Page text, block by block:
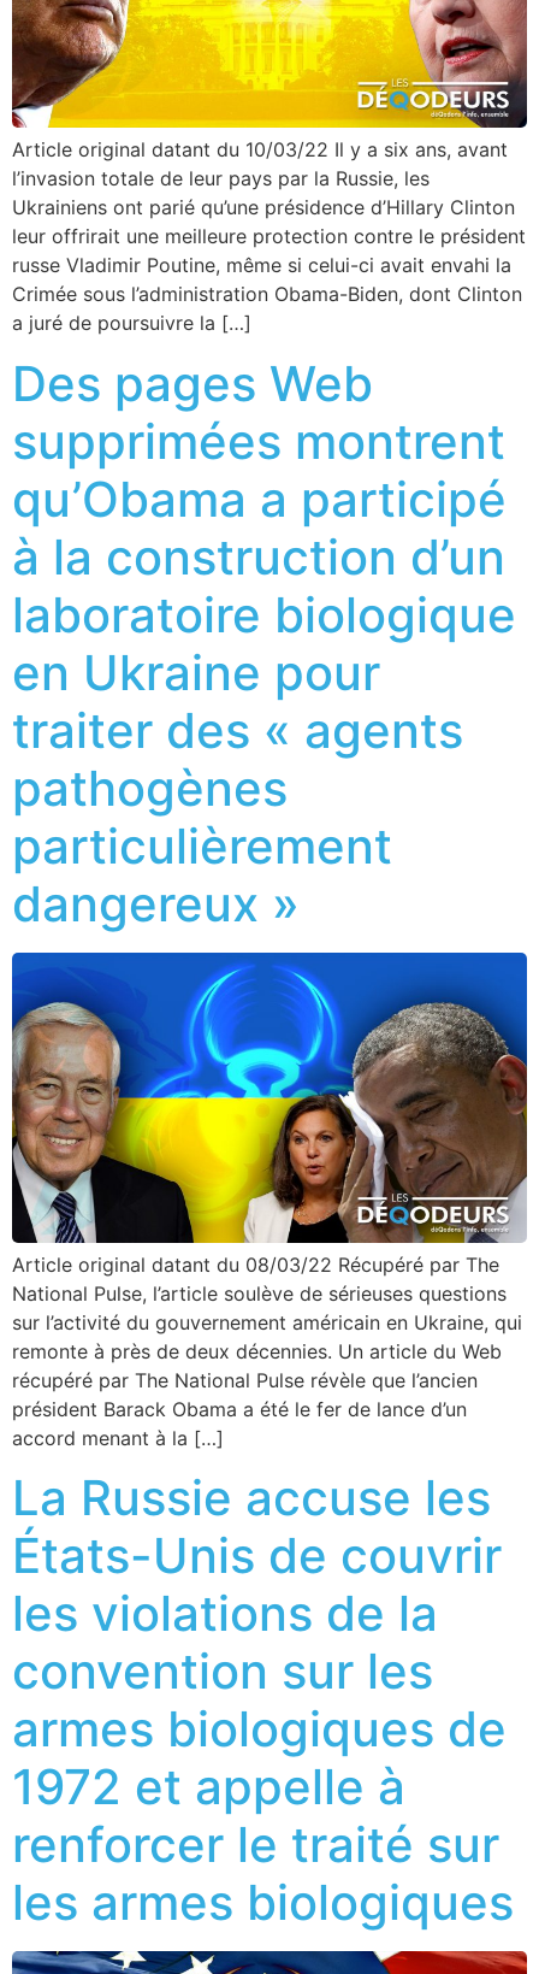
Article original datant du 10/03/22 Il y a six ans, avant
l’invasion totale de leur pays par la Russie, les
Ukrainiens ont parié qu’une présidence d’Hillary Clinton
leur offrirait une meilleure protection contre le président
russe Vladimir Poutine, même si celui-ci avait envahi la
Crimée sous l’administration Obama-Biden, dont Clinton
a juré de poursuivre la […]
Des pages Web
supprimées montrent
qu’Obama a participé
à la construction d’un
laboratoire biologique
en Ukraine pour
traiter des « agents
pathogènes
particulièrement
dangereux »
Article original datant du 08/03/22 Récupéré par The
National Pulse, l’article soulève de sérieuses questions
sur l’activité du gouvernement américain en Ukraine, qui
remonte à près de deux décennies. Un article du Web
récupéré par The National Pulse révèle que l’ancien
président Barack Obama a été le fer de lance d’un
accord menant à la […]
La Russie accuse les
États-Unis de couvrir
les violations de la
convention sur les
armes biologiques de
1972 et appelle à
renforcer le traité sur
les armes biologiques